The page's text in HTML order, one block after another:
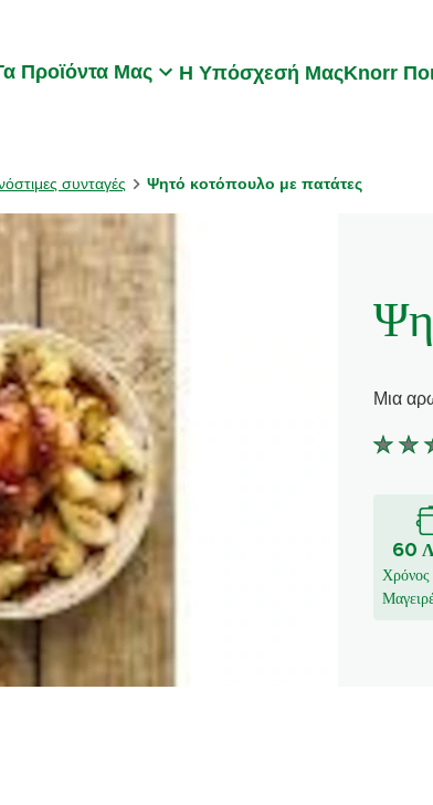
Προϊόντα Μας Η Υπόσχεσή ΜαςKnorr
συνταγές Ψητό κοτόπουλο με πατάτες
Μια
Δεν
για
αυτό
το
60
Χρόνος